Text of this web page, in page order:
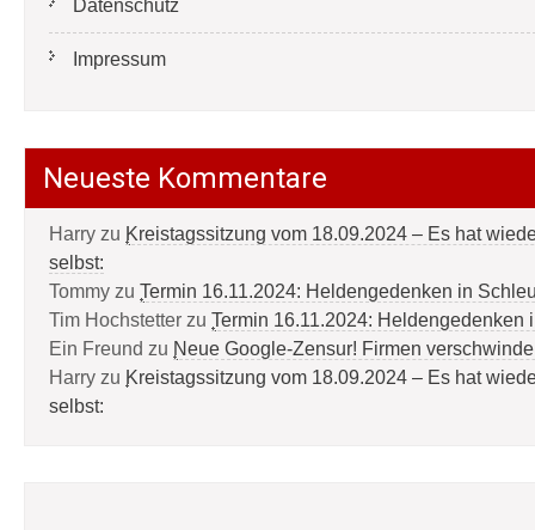
Datenschutz
Impressum
Neueste Kommentare
Harry zu Kreistagssitzung vom 18.09.2024 – Es hat
selbst:
Tommy zu Termin 16.11.2024: Heldengedenken in
Tim Hochstetter zu Termin 16.11.2024: Heldengedenken
Ein Freund zu Neue Google-Zensur! Firmen
Harry zu Kreistagssitzung vom 18.09.2024 – Es hat
selbst: